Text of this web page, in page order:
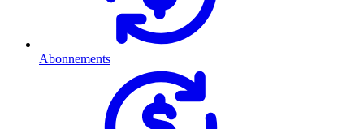
Abonnements